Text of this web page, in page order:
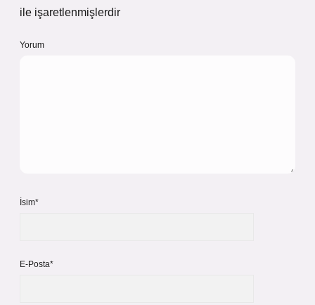
ile işaretlenmişlerdir
Yorum
İsim*
E-Posta*